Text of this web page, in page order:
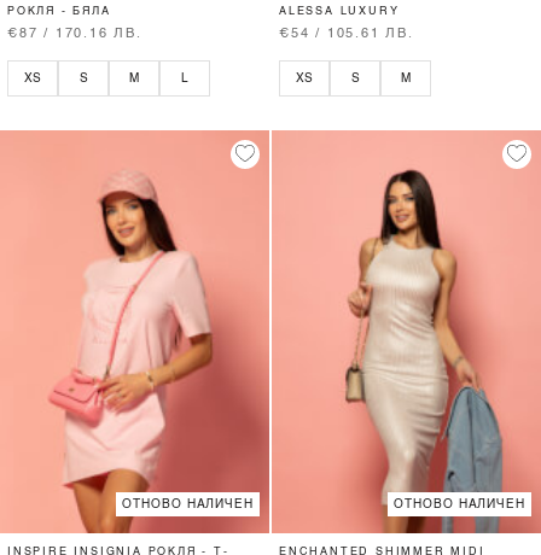
РОКЛЯ - БЯЛА
€87 / 170.16 ЛВ.
XS S M
ALESSA LUXURY
€54 / 105.61 ЛВ.
XS S M
ОТНОВО НАЛИЧЕН
INSPIRE INSIGNIA РОКЛЯ - T-
ОТНОВО НАЛИЧЕН
ENCHANTED SHIMMER MIDI